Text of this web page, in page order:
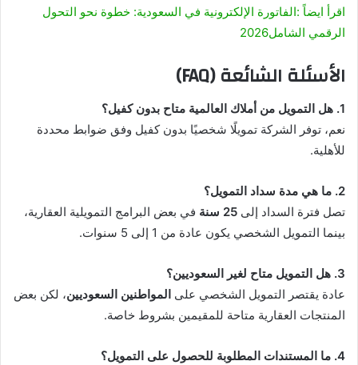
اقرأ ايضاً :الفاتورة الإلكترونية في السعودية: خطوة نحو التحول
الرقمي الشامل2026
الأسئلة الشائعة (FAQ)
1. هل التمويل من أملاك العالمية متاح بدون كفيل؟
نعم، توفر الشركة تمويلًا شخصيًا بدون كفيل وفق ضوابط محددة
للأهلية.
2. ما هي مدة سداد التمويل؟
تصل فترة السداد إلى 25 سنة
في بعض البرامج التمويلية العقارية،
بينما التمويل الشخصي يكون عادة من 1 إلى 5 سنوات.
3. هل التمويل متاح لغير السعوديين؟
عادة يقتصر التمويل الشخصي على المواطنين السعوديين، لكن بعض
المنتجات العقارية متاحة للمقيمين بشروط خاصة.
4. ما المستندات المطلوبة للحصول على التمويل؟